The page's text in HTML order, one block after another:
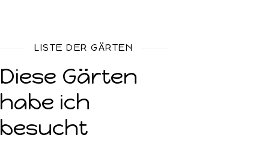
LISTE DER GÄRTEN
Diese Gärten
habe ich
besucht